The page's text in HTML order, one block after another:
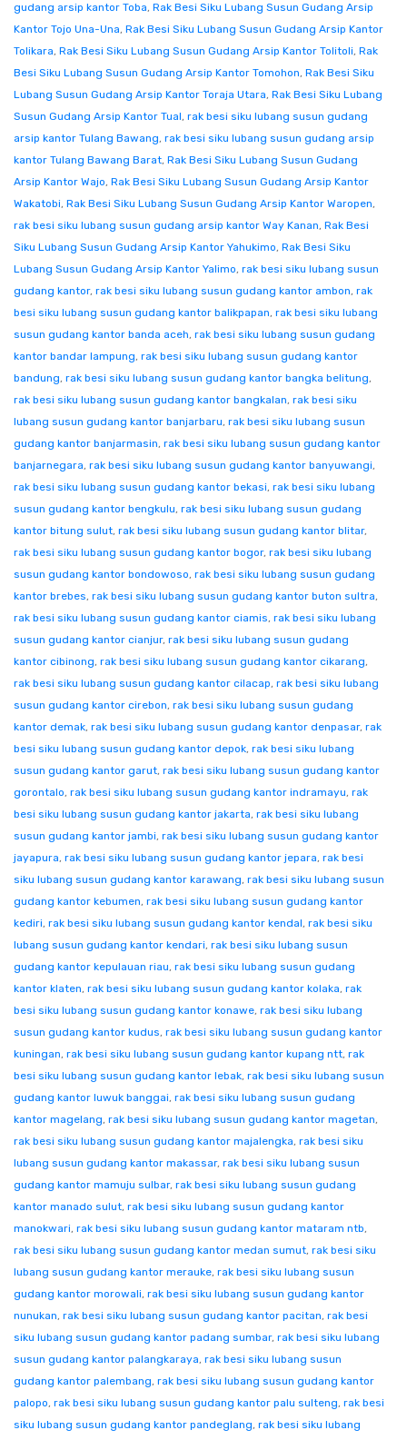
gudang arsip kantor Toba, Rak Besi Siku Lubang Susun Gudang Arsip
Kantor Tojo Una-Una, Rak Besi Siku Lubang Susun Gudang Arsip Kantor
Tolikara, Rak Besi Siku Lubang Susun Gudang Arsip Kantor Tolitoli, Rak
Besi Siku Lubang Susun Gudang Arsip Kantor Tomohon, Rak Besi Siku
Lubang Susun Gudang Arsip Kantor Toraja Utara, Rak Besi Siku Lubang
Susun Gudang Arsip Kantor Tual, rak besi siku lubang susun gudang
arsip kantor Tulang Bawang, rak besi siku lubang susun gudang arsip
kantor Tulang Bawang Barat, Rak Besi Siku Lubang Susun Gudang
Arsip Kantor Wajo, Rak Besi Siku Lubang Susun Gudang Arsip Kantor
Wakatobi, Rak Besi Siku Lubang Susun Gudang Arsip Kantor Waropen,
rak besi siku lubang susun gudang arsip kantor Way Kanan, Rak Besi
Siku Lubang Susun Gudang Arsip Kantor Yahukimo, Rak Besi Siku
Lubang Susun Gudang Arsip Kantor Yalimo, rak besi siku lubang susun
gudang kantor, rak besi siku lubang susun gudang kantor ambon, rak
besi siku lubang susun gudang kantor balikpapan, rak besi siku lubang
susun gudang kantor banda aceh, rak besi siku lubang susun gudang
kantor bandar lampung, rak besi siku lubang susun gudang kantor
bandung, rak besi siku lubang susun gudang kantor bangka belitung,
rak besi siku lubang susun gudang kantor bangkalan, rak besi siku
lubang susun gudang kantor banjarbaru, rak besi siku lubang susun
gudang kantor banjarmasin, rak besi siku lubang susun gudang kantor
banjarnegara, rak besi siku lubang susun gudang kantor banyuwangi,
rak besi siku lubang susun gudang kantor bekasi, rak besi siku lubang
susun gudang kantor bengkulu, rak besi siku lubang susun gudang
kantor bitung sulut, rak besi siku lubang susun gudang kantor blitar,
rak besi siku lubang susun gudang kantor bogor, rak besi siku lubang
susun gudang kantor bondowoso, rak besi siku lubang susun gudang
kantor brebes, rak besi siku lubang susun gudang kantor buton sultra,
rak besi siku lubang susun gudang kantor ciamis, rak besi siku lubang
susun gudang kantor cianjur, rak besi siku lubang susun gudang
kantor cibinong, rak besi siku lubang susun gudang kantor cikarang,
rak besi siku lubang susun gudang kantor cilacap, rak besi siku lubang
susun gudang kantor cirebon, rak besi siku lubang susun gudang
kantor demak, rak besi siku lubang susun gudang kantor denpasar, rak
besi siku lubang susun gudang kantor depok, rak besi siku lubang
susun gudang kantor garut, rak besi siku lubang susun gudang kantor
gorontalo, rak besi siku lubang susun gudang kantor indramayu, rak
besi siku lubang susun gudang kantor jakarta, rak besi siku lubang
susun gudang kantor jambi, rak besi siku lubang susun gudang kantor
jayapura, rak besi siku lubang susun gudang kantor jepara, rak besi
siku lubang susun gudang kantor karawang, rak besi siku lubang susun
gudang kantor kebumen, rak besi siku lubang susun gudang kantor
kediri, rak besi siku lubang susun gudang kantor kendal, rak besi siku
lubang susun gudang kantor kendari, rak besi siku lubang susun
gudang kantor kepulauan riau, rak besi siku lubang susun gudang
kantor klaten, rak besi siku lubang susun gudang kantor kolaka, rak
besi siku lubang susun gudang kantor konawe, rak besi siku lubang
susun gudang kantor kudus, rak besi siku lubang susun gudang kantor
kuningan, rak besi siku lubang susun gudang kantor kupang ntt, rak
besi siku lubang susun gudang kantor lebak, rak besi siku lubang susun
gudang kantor luwuk banggai, rak besi siku lubang susun gudang
kantor magelang, rak besi siku lubang susun gudang kantor magetan,
rak besi siku lubang susun gudang kantor majalengka, rak besi siku
lubang susun gudang kantor makassar, rak besi siku lubang susun
gudang kantor mamuju sulbar, rak besi siku lubang susun gudang
kantor manado sulut, rak besi siku lubang susun gudang kantor
manokwari, rak besi siku lubang susun gudang kantor mataram ntb,
rak besi siku lubang susun gudang kantor medan sumut, rak besi siku
lubang susun gudang kantor merauke, rak besi siku lubang susun
gudang kantor morowali, rak besi siku lubang susun gudang kantor
nunukan, rak besi siku lubang susun gudang kantor pacitan, rak besi
siku lubang susun gudang kantor padang sumbar, rak besi siku lubang
susun gudang kantor palangkaraya, rak besi siku lubang susun
gudang kantor palembang, rak besi siku lubang susun gudang kantor
palopo, rak besi siku lubang susun gudang kantor palu sulteng, rak besi
siku lubang susun gudang kantor pandeglang, rak besi siku lubang